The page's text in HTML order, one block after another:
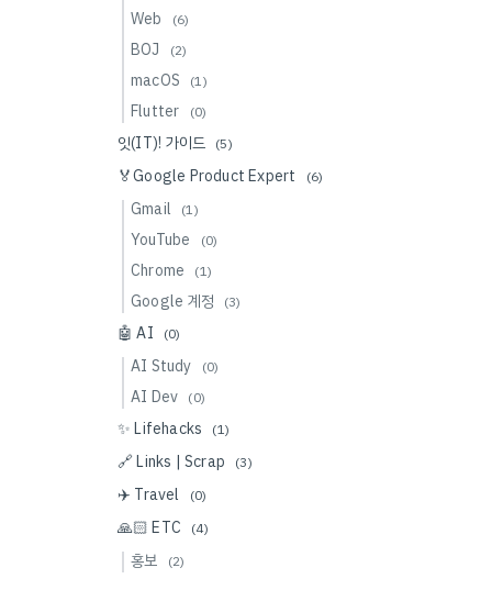
Web (6)
BOJ (2)
macOS (1)
Flutter (0)
잇(IT)! 가이드 (5)
🏅Google Product Expert (6)
Gmail (1)
YouTube (0)
Chrome (1)
Google 계정 (3)
🤖 AI (0)
AI Study (0)
AI Dev (0)
✨ Lifehacks (1)
🔗 Links | Scrap (3)
✈️ Travel (0)
🙏🏻 ETC (4)
홍보 (2)